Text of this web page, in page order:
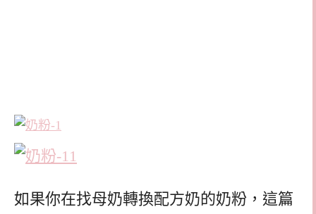
如果你在找母奶轉換配方奶的奶粉，這篇